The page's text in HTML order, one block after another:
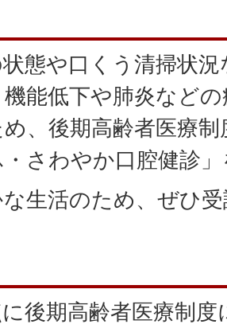
態や口くう清掃状
能低下や肺炎など
、後期高齢者医療
さわやか口腔健診
生活のため、ぜひ
後期高齢者医療制